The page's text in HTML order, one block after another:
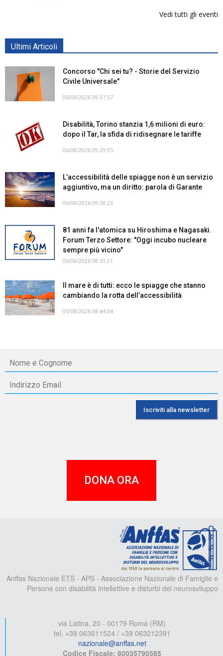
Vedi tutti gli eventi
Ultimi Articoli
Concorso "Chi sei tu? - Storie del Servizio
Civile Universale"
06/08/2026 09:37:57
Disabilità, Torino stanzia 1,6 milioni di euro:
dopo il Tar, la sfida di ridisegnare le tariffe
06/08/2026 09:29:05
L’accessibilità delle spiagge non è un servizio
aggiuntivo, ma un diritto: parola di Garante
06/08/2026 09:28:23
81 anni fa l'atomica su Hiroshima e Nagasaki.
Forum Terzo Settore: "Oggi incubo nucleare
sempre più vicino"
06/08/2026 08:39:21
Il mare è di tutti: ecco le spiagge che stanno
cambiando la rotta dell’accessibilità
05/08/2026 08:44:04
DONA ORA
Anffas Nazionale ETS - APS - Associazione Nazionale di Famiglie e
Persone con disabilità intellettive e disturbi del neurosviluppo
via Latina, 20 - 00179 Roma (RM)
tel. +39 063611524 / +39 063212391
nazionale@anffas.net
Codice Fiscale: 80035790585